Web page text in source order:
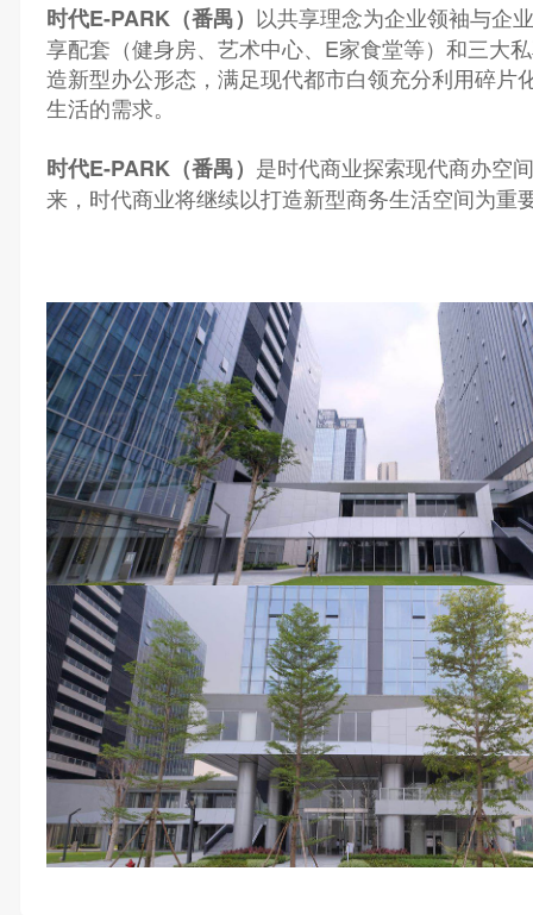
时代E-PARK（番禺） 以共享理念为企业领袖与企
享配套（健身房、艺术中心、E家食堂等）和三大
造新型办公形态，满足现代都市白领充分利用碎片
生活的需求。
时代E-PARK（番禺） 是时代商业探索现代商办空
来，时代商业将继续以打造新型商务生活空间为重